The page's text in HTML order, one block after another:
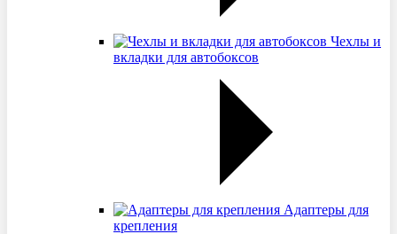
Чехлы и
вкладки для автобоксов
Адаптеры для
крепления